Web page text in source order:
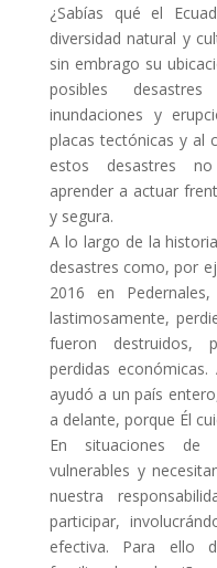
¿Sabías qué el
diversidad natural y
sin embrago su
posibles
inundaciones y
placas tectónicas y al
estos desastres
aprender a actuar
y segura.
A lo largo de la
desastres como, por
2016 en
lastimosamente,
fueron destruidos,
perdidas
ayudó a un país
a delante, porque Él
En situaciones de
vulnerables y
nuestra
participar,
efectiva. Para ello